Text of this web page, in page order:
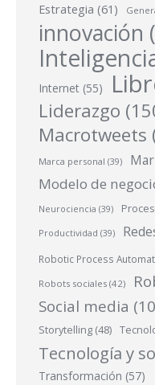
Estrategia (61)
innovación
Internet (55)
Liderazgo
Macrotweets
Marca personal (39)
Modelo de
Neurociencia (39)
Productividad (39)
Robotic Process
Robots sociales (42)
Social media
Storytelling (48)
Tecnología y
Transformación (57)